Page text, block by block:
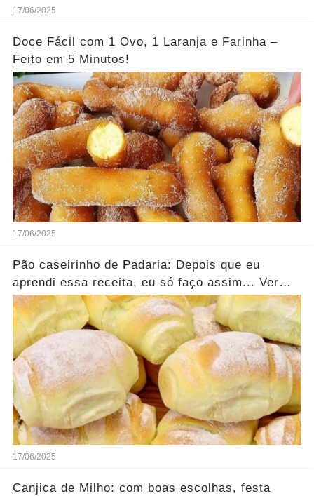
17/06/2025
Doce Fácil com 1 Ovo, 1 Laranja e Farinha –
Feito em 5 Minutos!
17/06/2025
Pão caseirinho de Padaria: Depois que eu
aprendi essa receita, eu só faço assim... Ver
mais
17/06/2025
Canjica de Milho: com boas escolhas, festa